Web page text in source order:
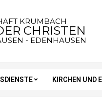
KRUMBACH
CHRISTEN
- EDENHAUSEN
KIRCHEN UND